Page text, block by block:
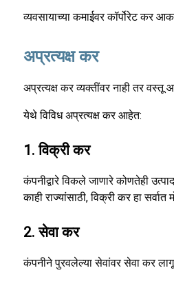
व्यवसायाच्या कमाईवर कॉर्पोरेट कर
अप्रत्यक्ष कर
अप्रत्यक्ष कर व्यक्तींवर नाही तर वस्तू
येथे विविध अप्रत्यक्ष कर आहेत:
1. विक्री कर
कंपनीद्वारे विकले जाणारे कोणतेही
काही राज्यांसाठी, विक्री कर हा
2. सेवा कर
कंपनीने पुरवलेल्या सेवांवर सेवा कर लागू